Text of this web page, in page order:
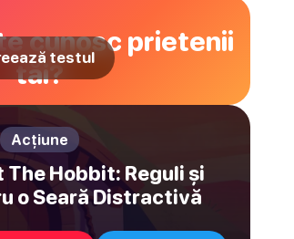
cunosc prietenii
tăi?testul
Acțiune
The Hobbit: Reguli și
o Seară Distractivă